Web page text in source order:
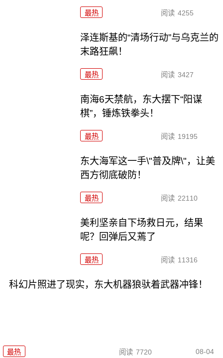
最热 阅读 4255
泽连斯基的“清场行动”与乌克兰的
末路狂飙！
最热 阅读 3427
南海6天禁航，东大摆下“阳谋
棋”，锤炼铁拳头！
最热 阅读 19195
东大海军这一手\"普及牌\"，让美
西方彻底破防！
最热 阅读 22110
美利坚亲自下场救日元，结果
呢？回弹后又蔫了
最热 阅读 11316
科幻片照进了现实，东大机器狼驮着武器冲锋！
最热 阅读 7720 08-04